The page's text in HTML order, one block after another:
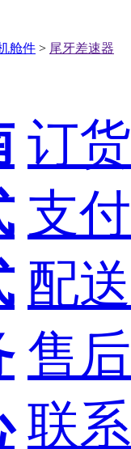
舱件 > 尾牙差速器
订
支
配
售
联